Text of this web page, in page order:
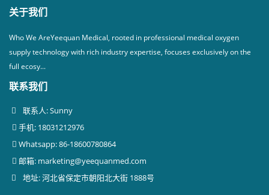
关于我们
Who We AreYeequan Medical, rooted in professional medical oxygen
supply technology with rich industry expertise, focuses exclusively on the
full ecosy...
联系我们
联系人: Sunny
手机: 18031212976
Whatsapp: 86-18600780864
邮箱: marketing@yeequanmed.com
地址: 河北省保定市朝阳北大街 1888号